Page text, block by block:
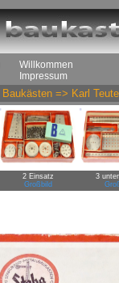
Willkommen
Impressum
Baukästen => Karl
2 Einsatz
Großbild
3